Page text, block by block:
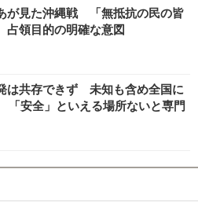
が見た沖縄戦 「無抵抗の民の皆
領目的の明確な意図
は共存できず 未知も含め全国に
安全」といえる場所ないと専門